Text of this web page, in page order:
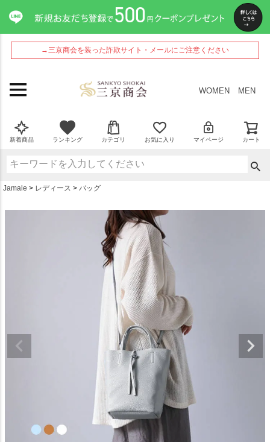
→三京商会を装った詐欺サイト・メールにご注意ください
WOMEN MEN
新着商品 ランキング カテゴリ お気に入り マイページ カート
Jamale レディース バッグ
ペー
ジト
ップ
へ